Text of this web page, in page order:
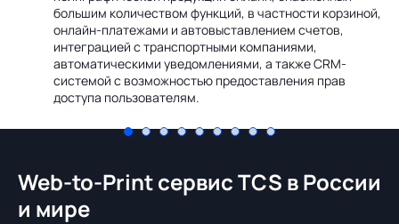
большим количеством функций, в частности корзиной,
онлайн-платежами и автовыставлением счетов,
интеграцией с транспортными компаниями,
автоматическими уведомлениями, а также CRM-
системой с возможностью предоставления прав
доступа пользователям.
Web-to-Print сервис TCS в России
и мире